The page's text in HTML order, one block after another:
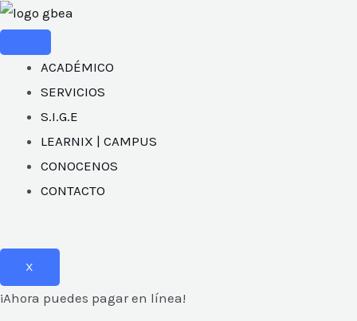
Ir
al
contenidoACADÉMICO
SERVICIOS
S.I.G.E
LEARNIX | CAMPUS
CONOCENOS
CONTACTO
X
¡Ahora puedes pagar en línea!